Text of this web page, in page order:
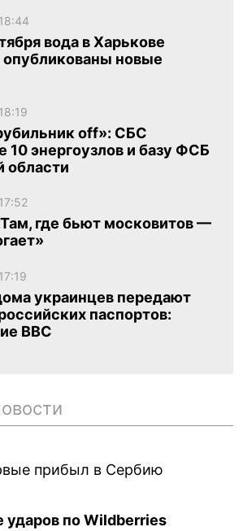
18:44
вода в Харькове
новые
18:19
off»: СБС
10 энергоузлов и базу ФСБ
области
17:52
где бьют московитов —
17:19
украинцев передают
паспортов:
BBC
прибыл в Сербию
ударов по Wildberries